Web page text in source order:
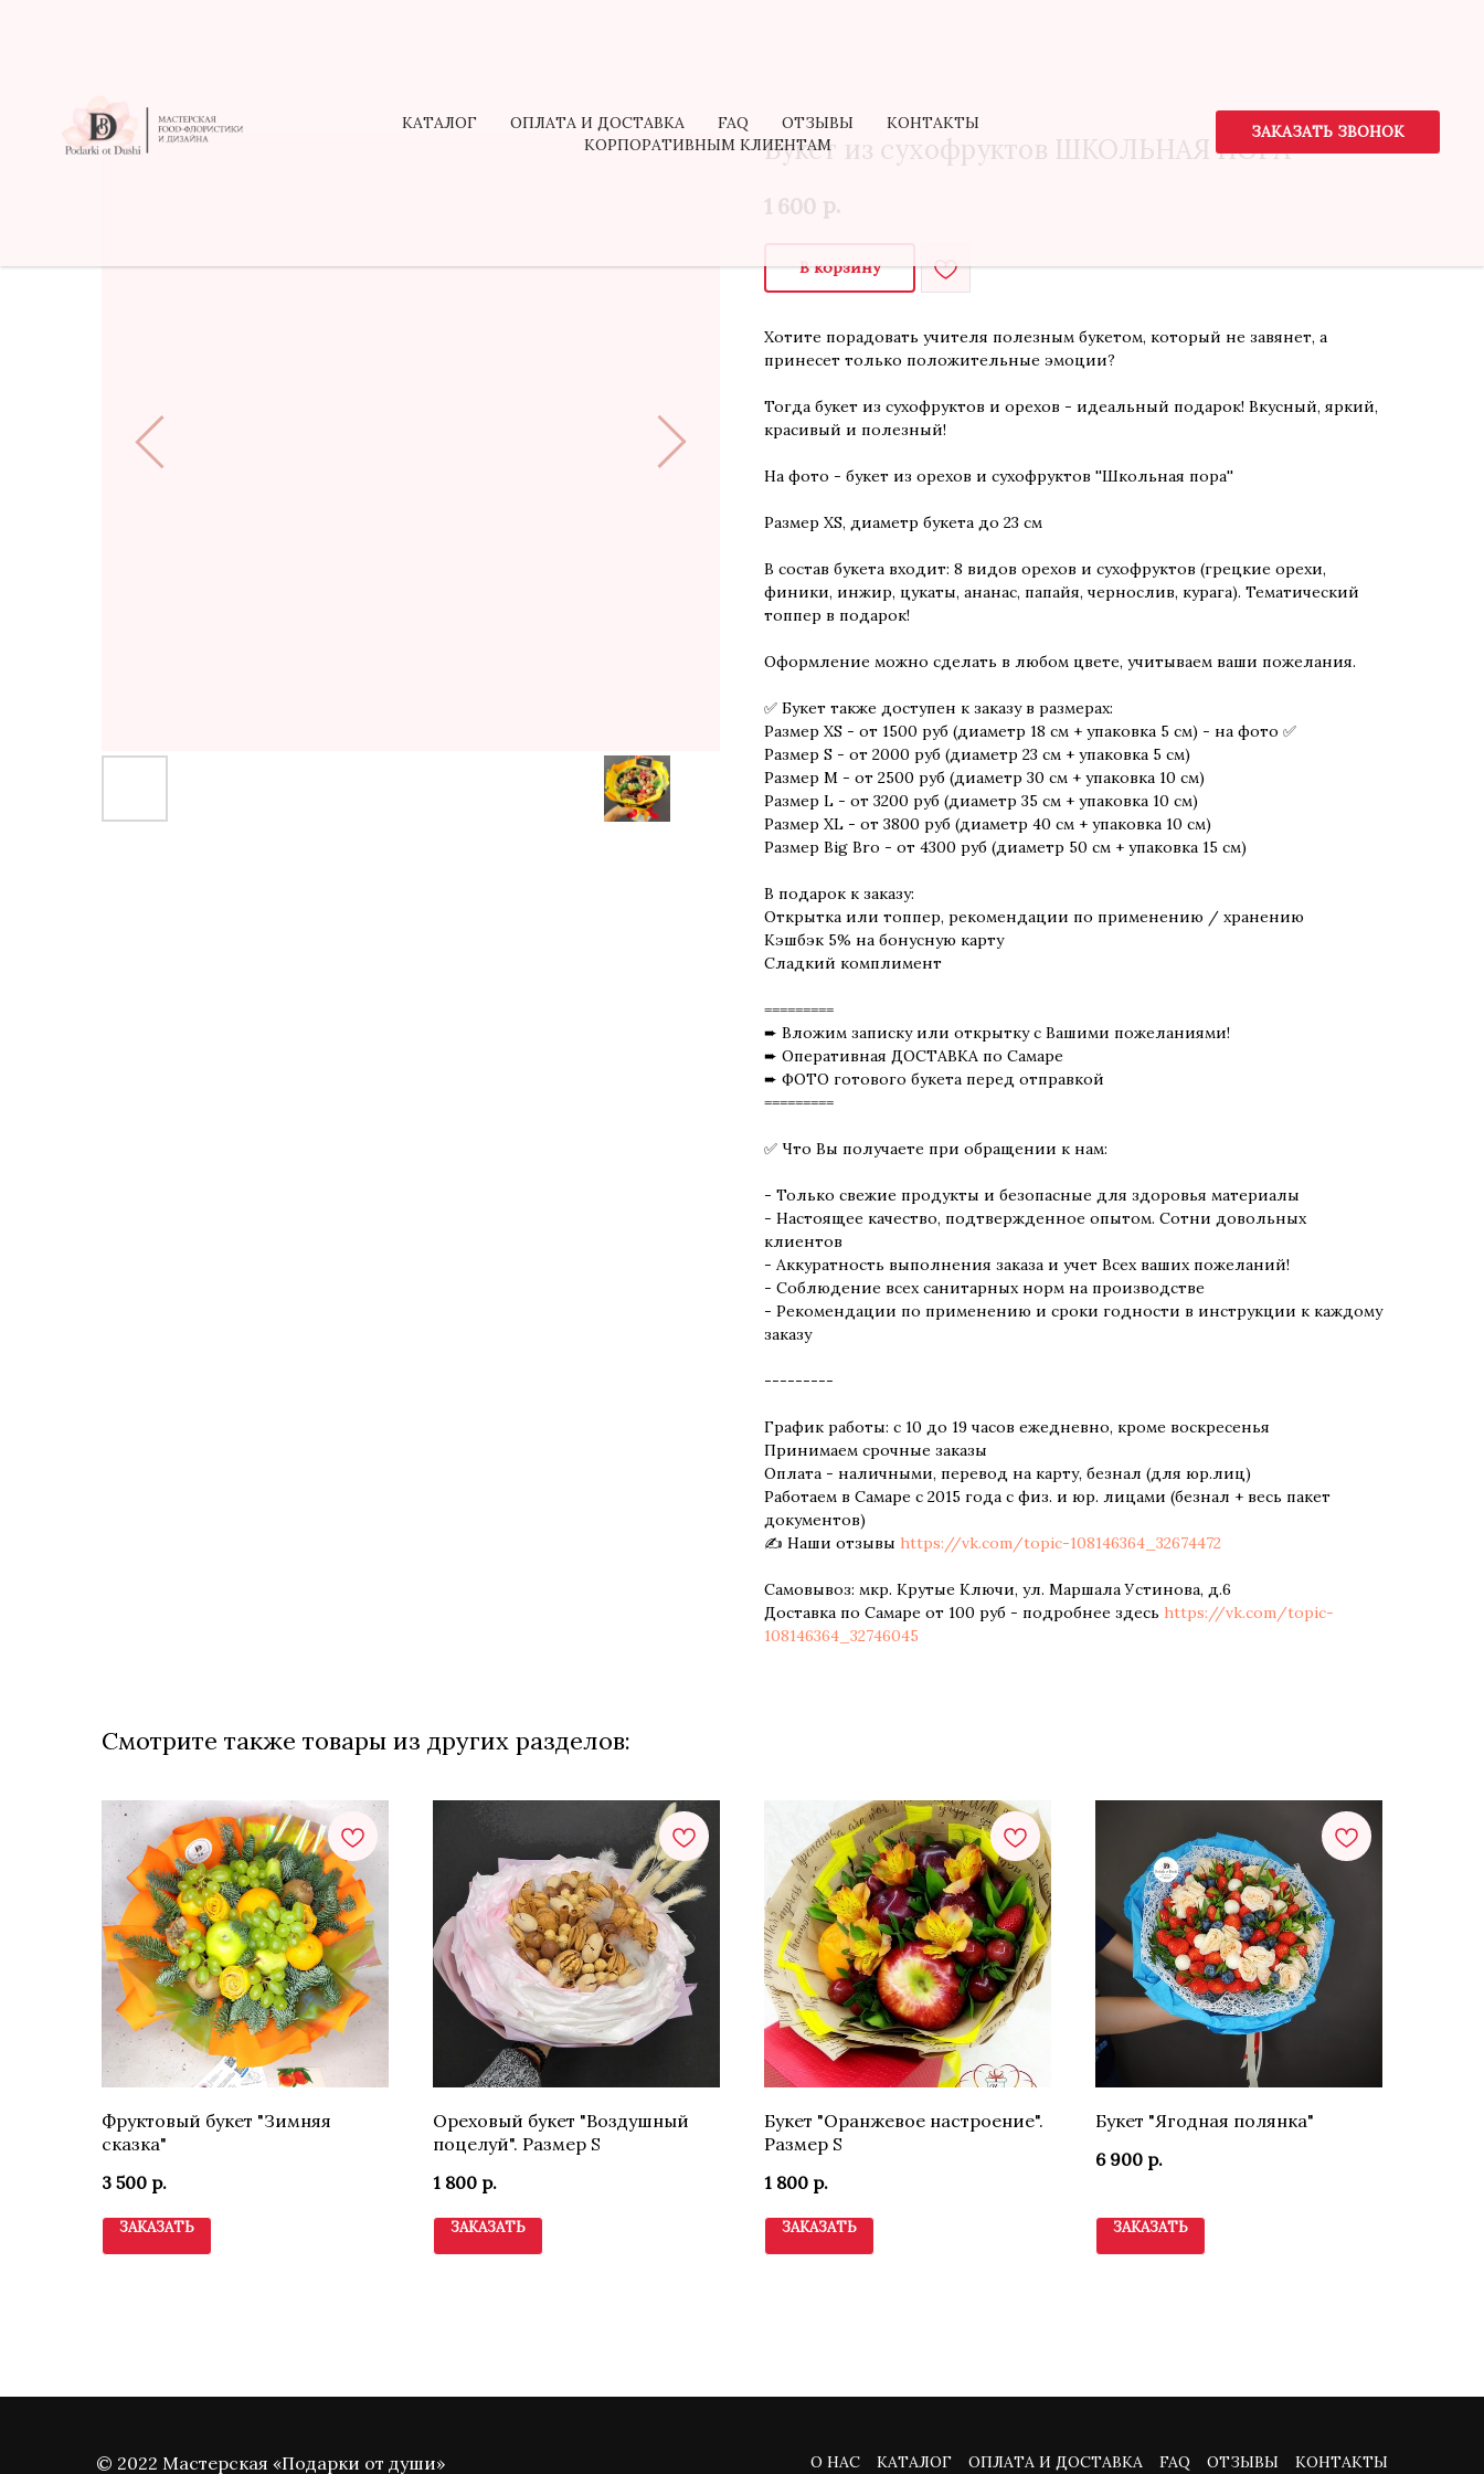
КАТАЛОГ ОПЛАТА И ДОСТАВКА FAQ ОТЗЫВЫ
КОНТАКТЫ
КОРПОРАТИВНЫМ КЛИЕНТАМ
ЗАКАЗАТЬ ЗВОНОК
Букет из сухофруктов ШКОЛЬНАЯ ПОРА
1 600 р.
В корзину
Хотите порадовать учителя полезным букетом, который не завянет, а
принесет только положительные эмоции?
Тогда букет из сухофруктов и орехов - идеальный подарок! Вкусный, яркий,
красивый и полезный!
На фото - букет из орехов и сухофруктов ''Школьная пора''
Размер XS, диаметр букета до 23 см
В состав букета входит: 8 видов орехов и сухофруктов (грецкие орехи,
финики, инжир, цукаты, ананас, папайя, чернослив, курага). Тематический
топпер в подарок!
Оформление можно сделать в любом цвете, учитываем ваши пожелания.
✅ Букет также доступен к заказу в размерах:
Размер XS - от 1500 руб (диаметр 18 см + упаковка 5 см) - на фото ✅
Размер S - от 2000 руб (диаметр 23 см + упаковка 5 см)
Размер M - от 2500 руб (диаметр 30 см + упаковка 10 см)
Размер L - от 3200 руб (диаметр 35 см + упаковка 10 см)
Размер XL - от 3800 руб (диаметр 40 см + упаковка 10 см)
Размер Big Bro - от 4300 руб (диаметр 50 см + упаковка 15 см)
В подарок к заказу:
Открытка или топпер, рекомендации по применению / хранению
Кэшбэк 5% на бонусную карту
Сладкий комплимент
=========
➨ Вложим записку или открытку с Вашими пожеланиями!
➨ Оперативная ДОСТАВКА по Самаре
➨ ФОТО готового букета перед отправкой
=========
✅ Что Вы получаете при обращении к нам:
- Только свежие продукты и безопасные для здоровья материалы
- Настоящее качество, подтвержденное опытом. Сотни довольных
клиентов
- Аккуратность выполнения заказа и учет Всех ваших пожеланий!
- Соблюдение всех санитарных норм на производстве
- Рекомендации по применению и сроки годности в инструкции к каждому
заказу
---------
График работы: с 10 до 19 часов ежедневно, кроме воскресенья
Принимаем срочные заказы
Оплата - наличными, перевод на карту, безнал (для юр.лиц)
Работаем в Самаре с 2015 года с физ. и юр. лицами (безнал + весь пакет
документов)
✍ Наши отзывы https://vk.com/topic-108146364_32674472
Самовывоз: мкр. Крутые Ключи, ул. Маршала Устинова, д.6
Доставка по Самаре от 100 руб - подробнее здесь https://vk.com/topic-
108146364_32746045
Смотрите также товары из других разделов:
Фруктовый букет "Зимняя
сказка"
3 500 р.
ЗАКАЗАТЬ
Ореховый букет "Воздушный
поцелуй". Размер S
1 800 р.
ЗАКАЗАТЬ
Букет "Оранжевое настроение".
Размер S
1 800 р.
ЗАКАЗАТЬ
Букет "Ягодная полянка"
6 900 р.
ЗАКАЗАТЬ
© 2022 Мастерская «Подарки от души» О НАС КАТАЛОГ ОПЛАТА И ДОСТАВКА FAQ ОТЗЫВЫ КОНТАКТЫ